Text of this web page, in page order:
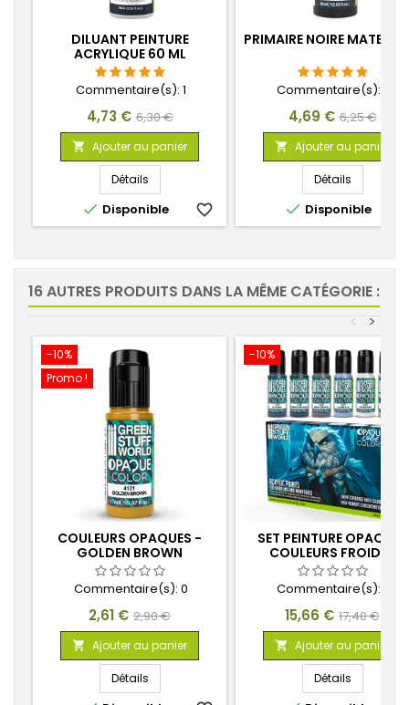
DILUANT PEINTURE
ACRYLIQUE 60 ML
Commentaire(s): 1
Prix
4,73 € Prix
de
base
6,30 €
 Ajouter au panier
Détails
 Disponible favorite_border
PRIMAIRE NOIRE MATE
Commentaire(s):
Prix
4,69 € Prix
de
base
6,25 €
 Ajouter au panier
Détails
 Disponible
16 AUTRES PRODUITS DANS LA MÊME CATÉGORIE :
>
<
-10%
Promo !
COULEURS OPAQUES -
GOLDEN BROWN
Commentaire(s): 0
Prix
2,61 € Prix
de
base
2,90 €
 Ajouter au panier
Détails
-10%
SET PEINTURE OPAQUE-
COULEURS FROIDES
Commentaire(s):
Prix
15,66 € Prix
de
base
17,40 €
 Ajouter au panier
Détails